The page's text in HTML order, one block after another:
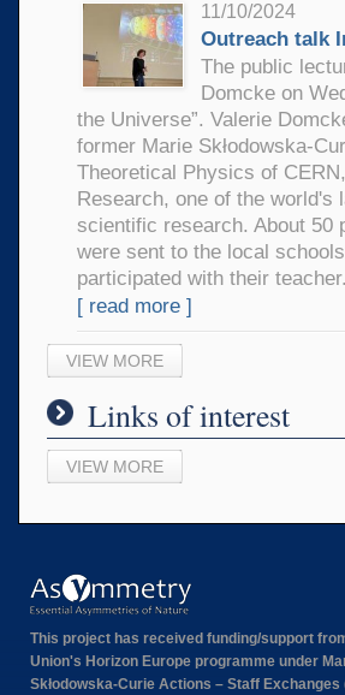
11/10/2024
Outreach talk
The public
Domcke on
the Universe”. Valerie
former Marie Skłodowska-
Theoretical Physics of
Research, one of the
scientific research. About 50
were sent to the local
participated with their teacher.
[ read more ]
VIEW MORE
Links of interest
VIEW MORE
This project has received funding/support
Union's Horizon Europe programme under
Skłodowska-Curie Actions – Staff Exchanges